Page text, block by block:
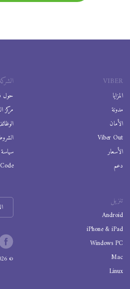
VIBER
المزايا
مدونة
الأمان
Viber Out
الأسعار
دعم
حول
مركز
تنزيل
Android
iPhone & iPad
Windows PC
Mac
Linux
©